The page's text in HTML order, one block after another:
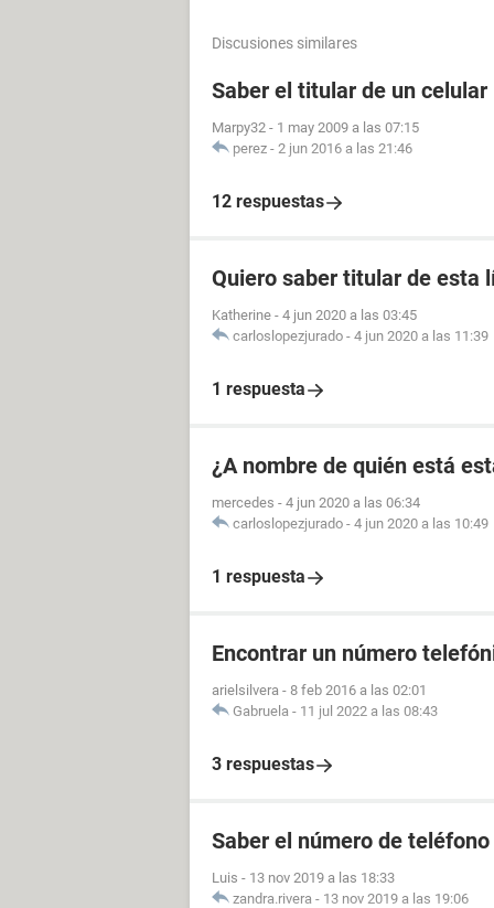
Discusiones similares
Saber el titular de un celular
Marpy32 - 1 may 2009 a las 07:15
perez - 2 jun 2016 a las 21:46
12 respuestas
Quiero saber titular de esta
Katherine - 4 jun 2020 a las 03:45
carloslopezjurado - 4 jun 2020 a las 11:39
1 respuesta
¿A nombre de quién está
mercedes - 4 jun 2020 a las 06:34
carloslopezjurado - 4 jun 2020 a las 10:49
1 respuesta
Encontrar un número
arielsilvera - 8 feb 2016 a las 02:01
Gabruela - 11 jul 2022 a las 08:43
3 respuestas
Saber el número de
Luis - 13 nov 2019 a las 18:33
zandra.rivera - 13 nov 2019 a las 19:06